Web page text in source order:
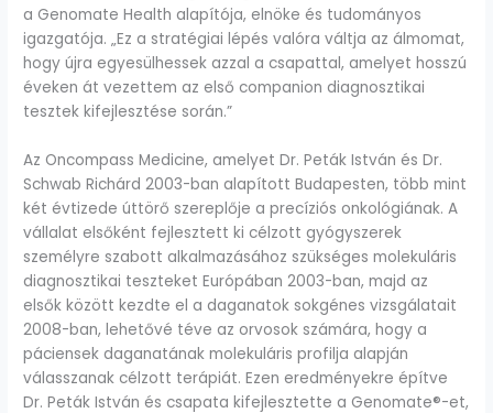
a Genomate Health alapítója, elnöke és tudományos
igazgatója. „Ez a stratégiai lépés valóra váltja az álmomat,
hogy újra egyesülhessek azzal a csapattal, amelyet hosszú
éveken át vezettem az első companion diagnosztikai
tesztek kifejlesztése során.”
Az Oncompass Medicine, amelyet Dr. Peták István és Dr.
Schwab Richárd 2003-ban alapított Budapesten, több mint
két évtizede úttörő szereplője a precíziós onkológiának. A
vállalat elsőként fejlesztett ki célzott gyógyszerek
személyre szabott alkalmazásához szükséges molekuláris
diagnosztikai teszteket Európában 2003-ban, majd az
elsők között kezdte el a daganatok sokgénes vizsgálatait
2008-ban, lehetővé téve az orvosok számára, hogy a
páciensek daganatának molekuláris profilja alapján
válasszanak célzott terápiát. Ezen eredményekre építve
Dr. Peták István és csapata kifejlesztette a Genomate®-et,